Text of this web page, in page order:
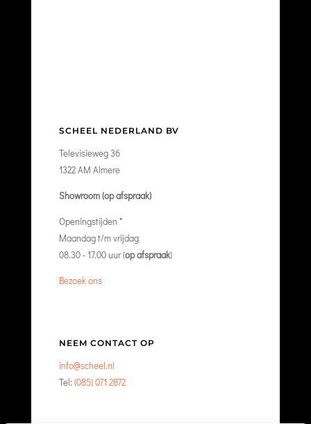
SCHEEL NEDERLAND BV
Televisieweg 36
1322 AM Almere
Showroom (op afspraak)
Openingstijden *
Maandag t/m vrijdag
08.30 - 17.00 uur (op afspraak)
Bezoek ons
NEEM CONTACT OP
info@scheel.nl
Tel: (085) 071 2872